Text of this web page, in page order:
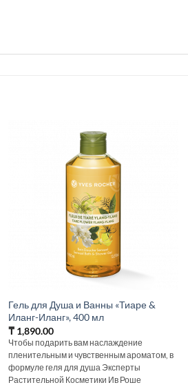
Гель для Душа и Ванны «Тиаре &
Иланг-Иланг», 400 мл
₸ 1,890.00
Чтобы подарить вам наслаждение
пленительным и чувственным ароматом, в
формуле геля для душа Эксперты
Растительной Косметики Ив Роше